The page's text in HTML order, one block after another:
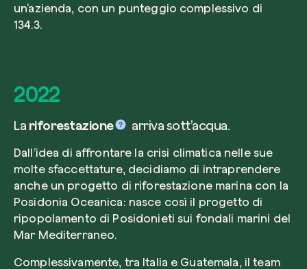
un’azienda, con un punteggio complessivo di
134.3.
2022
La riforestazione arriva sott’acqua.
Dall’idea di affrontare la crisi climatica nelle sue
molte sfaccettature, decidiamo di intraprendere
anche un progetto di riforestazione marina con la
Posidonia Oceanica: nasce così il progetto di
ripopolamento di Posidonieti sui fondali marini del
Mar Mediterraneo.
Complessivamente, tra Italia e Guatemala, il team